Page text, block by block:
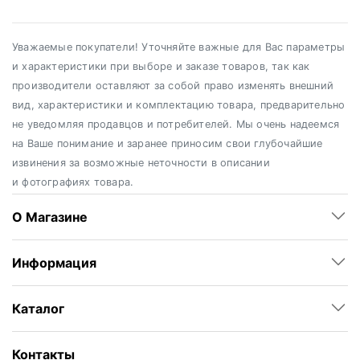
Уважаемые покупатели! Уточняйте важные для Вас параметры
и характеристики при выборе и заказе товаров, так как
производители оставляют за собой право изменять внешний
вид, характеристики и комплектацию товара, предварительно
не уведомляя продавцов и потребителей. Мы очень надеемся
на Ваше понимание и заранее приносим свои глубочайшие
извинения за возможные неточности в описании
и фотографиях товара.
О Магазине
Информация
Каталог
Контакты